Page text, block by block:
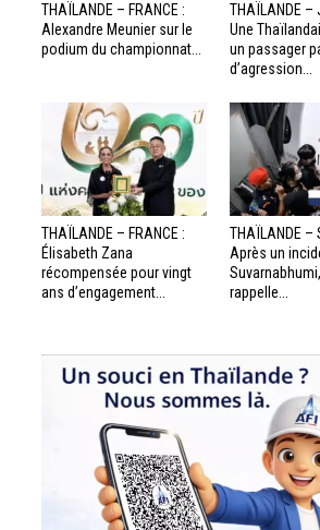
THAÏLANDE – FRANCE :
Alexandre Meunier sur le
podium du championnat...
THAÏLANDE –
Une
un passager
d’agression...
THAÏLANDE – FRANCE :
Élisabeth Zana
récompensée pour vingt
ans d’engagement...
THAÏLANDE –
Après un
rappelle...